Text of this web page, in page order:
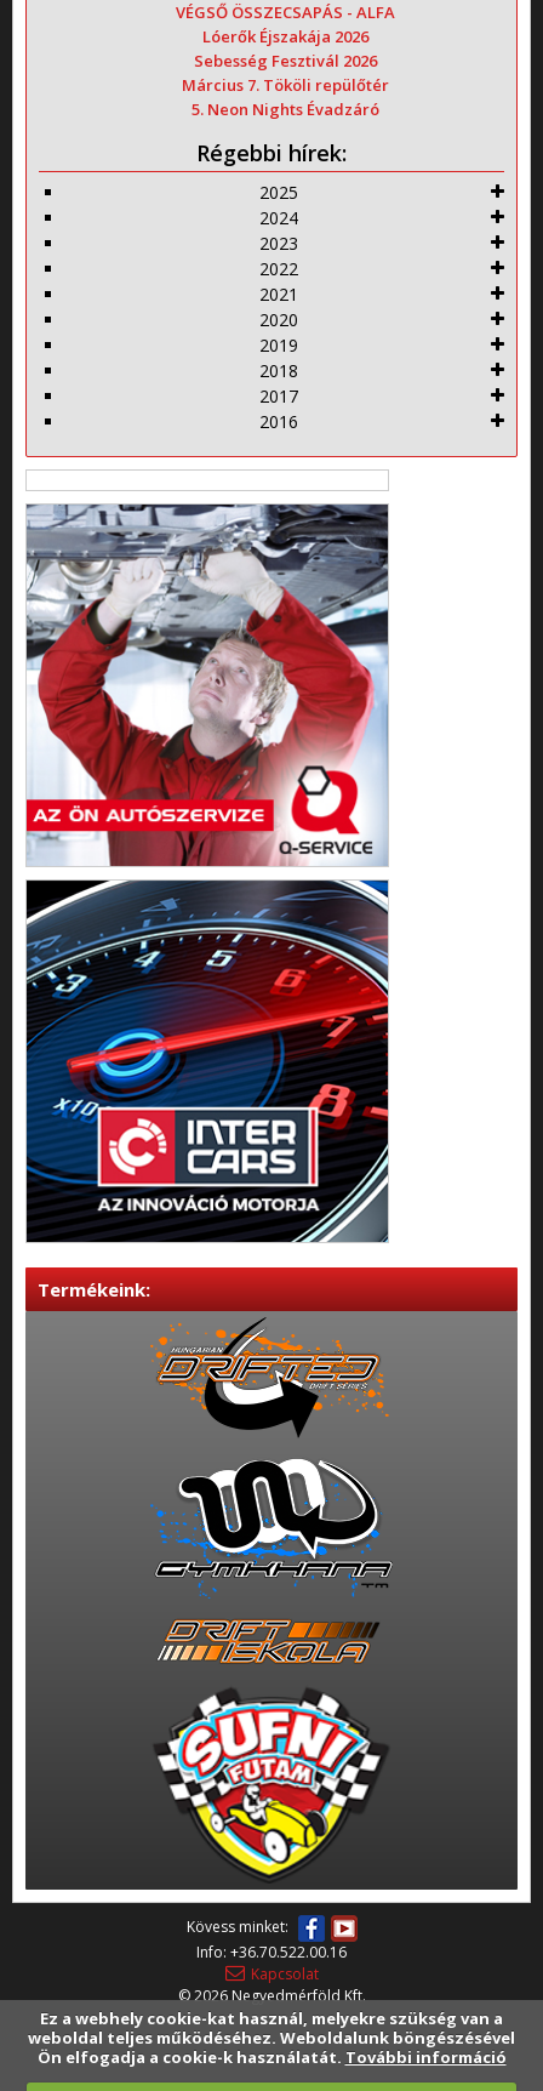
Ez a webhely cookie-kat használ, melyekre szükség van a
weboldal teljes működéséhez. Weboldalunk böngészésével
Ön elfogadja a cookie-k használatát. További információ
VÉGSŐ ÖSSZECSAPÁS - ALFA
Lóerők Éjszakája 2026
Sebesség Fesztivál 2026
Március 7. Tököli repülőtér
5. Neon Nights Évadzáró
Régebbi hírek:
2025
2024
2023
2022
2021
2020
2019
2018
2017
2016
Termékeink:
Kövess minket:
Info: +36.70.522.00.16
Kapcsolat
©2026Negyedmérföld Kft.